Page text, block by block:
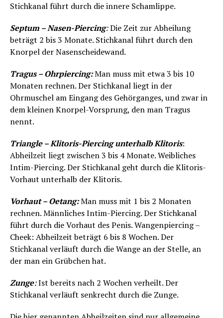
Stichkanal führt durch die innere Schamlippe.
Septum – Nasen-Piercing:Die Zeit zur Abheilung
beträgt 2 bis 3 Monate. Stichkanal führt durch den
Knorpel der Nasenscheidewand.
Tragus – Ohrpiercing:Man muss mit etwa 3 bis 10
Monaten rechnen. Der Stichkanal liegt in der
Ohrmuschel am Eingang des Gehörganges, und zwar in
dem kleinen Knorpel-Vorsprung, den man Tragus
nennt.
Triangle – Klitoris-Piercing unterhalb Klitoris:
Abheilzeit liegt zwischen 3 bis 4 Monate. Weibliches
Intim-Piercing. Der Stichkanal geht durch die Klitoris-
Vorhaut unterhalb der Klitoris.
Vorhaut – Oetang:Man muss mit 1 bis 2 Monaten
rechnen. Männliches Intim-Piercing. Der Stichkanal
führt durch die Vorhaut des Penis. Wangenpiercing –
Cheek: Abheilzeit beträgt 6 bis 8 Wochen. Der
Stichkanal verläuft durch die Wange an der Stelle, an
der man ein Grübchen hat.
Zunge:Ist bereits nach 2 Wochen verheilt. Der
Stichkanal verläuft senkrecht durch die Zunge.